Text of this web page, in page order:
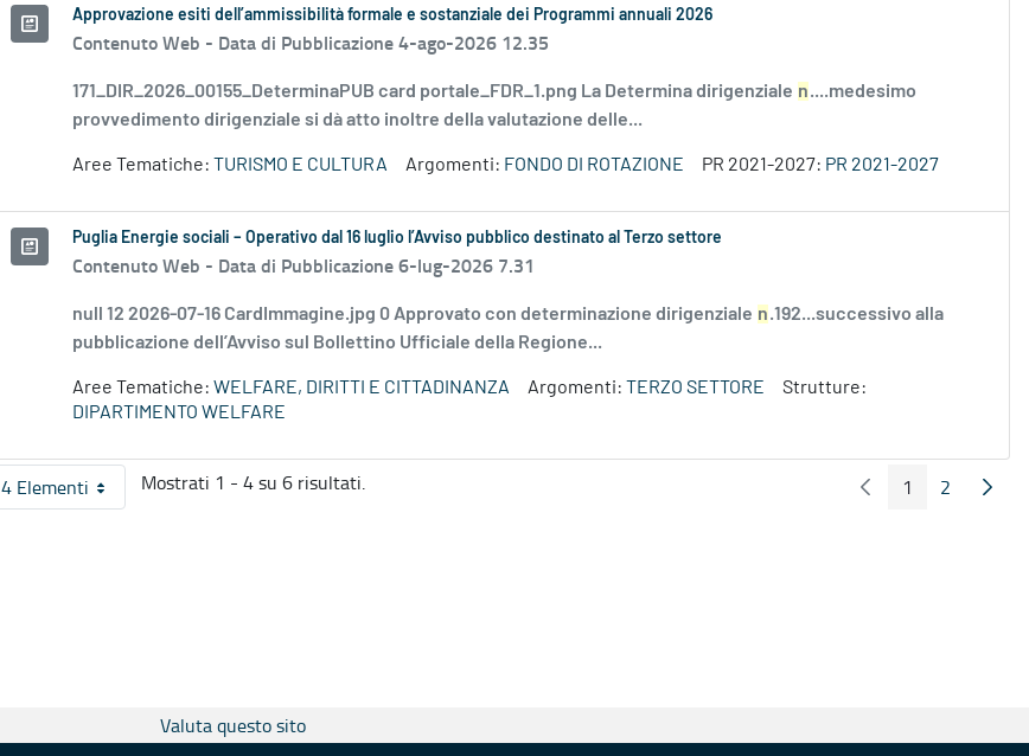
Approvazione esiti dell’ammissibilità formale e sostanziale dei Programmi annuali 2026
Contenuto Web - Data di Pubblicazione 4-ago-2026 12.35
171_DIR_2026_00155_DeterminaPUB card portale_FDR_1.png La Determina dirigenziale n....medesimo
provvedimento dirigenziale si dà atto inoltre della valutazione delle...
Aree Tematiche: TURISMO E CULTURA Argomenti: FONDO DI ROTAZIONE PR 2021-2027: PR 2021-2027
Puglia Energie sociali – Operativo dal 16 luglio l’Avviso pubblico destinato al Terzo settore
Contenuto Web - Data di Pubblicazione 6-lug-2026 7.31
null 12 2026-07-16 CardImmagine.jpg 0 Approvato con determinazione dirigenziale n.192...successivo alla
pubblicazione dell’Avviso sul Bollettino Ufficiale della Regione...
Aree Tematiche: WELFARE, DIRITTI E CITTADINANZA Argomenti: TERZO SETTORE
Strutture:
DIPARTIMENTO WELFARE
4 ElementiPer pagina
Mostrati 1 - 4 su 6 risultati. Pagina Precedente
Pagina
1 Pagina
2
Valuta questo sito